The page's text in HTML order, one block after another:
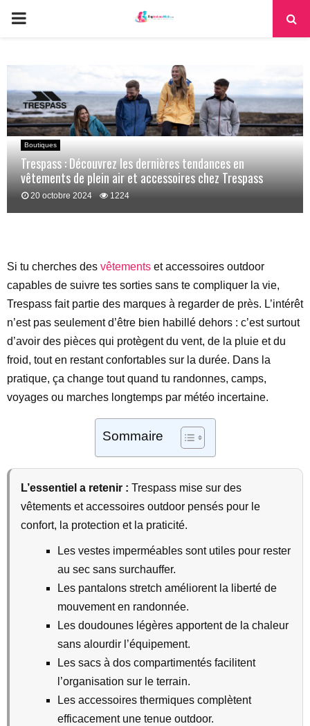
PRIMARY
Boutiques
Trespass : Découvrez les dernières tendances en
vêtements de plein air et accessoires chez Trespass
20 octobre 2024 1224
Si tu cherches des vêtements et accessoires outdoor
capables de suivre tes sorties sans te compliquer la vie,
Trespass fait partie des marques à regarder de près. L’intérêt
n’est pas seulement d’être bien habillé dehors : c’est surtout
d’avoir des pièces qui protègent du vent, de la pluie et du
froid, tout en restant confortables sur la durée. Dans la
pratique, ça change tout quand tu randonnes, camps,
voyages ou marches longtemps par météo incertaine.
Sommaire
L’essentiel a retenir : Trespass mise sur des
vêtements et accessoires outdoor pensés pour le
confort, la protection et la praticité.
Les vestes imperméables sont utiles pour rester
au sec sans surchauffer.
Les pantalons stretch améliorent la liberté de
mouvement en randonnée.
Les doudounes légères apportent de la chaleur
sans alourdir l’équipement.
Les sacs à dos compartimentés facilitent
l’organisation sur le terrain.
Les accessoires thermiques complètent
efficacement une tenue outdoor.